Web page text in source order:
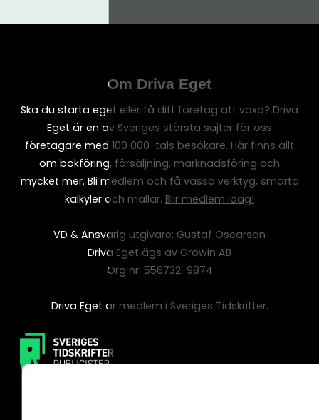
Om Driva Eget
Ska du starta eget eller få ditt företag att växa? Driva
Eget är en av Sveriges största sajter för oss
företagare med 100 000-tals besökare. Här finns allt
om bokföring, försäljning, marknadsföring och
mycket mer. Bli medlem och få vassa verktyg, smarta
kalkyler och mallar. Blir medlem idag!
VD & Ansvarig utgivare: Gustaf Oscarson
Driva Eget ägs av Growin AB
Org nr: 556732-9874
Driva Eget är medlem i Sveriges Tidskrifter.